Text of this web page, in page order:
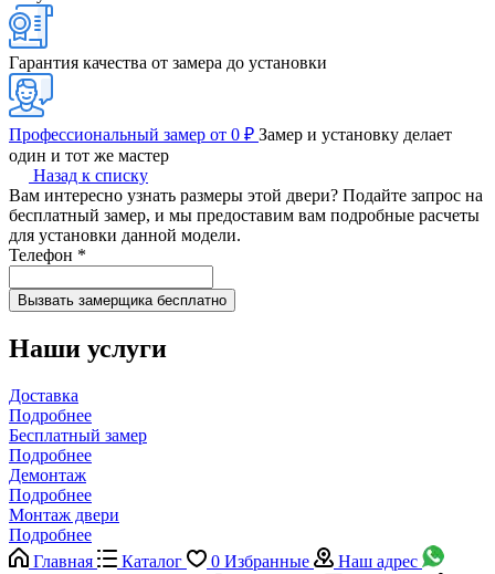
Гарантия качества от замера до установки
Профессиональный замер от 0 ₽ Замер и установку делает
один и тот же мастер
Назад к списку
Вам интересно узнать размеры этой двери? Подайте запрос на
бесплатный замер, и мы предоставим вам подробные расчеты
для установки данной модели.
Телефон *
Наши услуги
Доставка
Подробнее
Бесплатный замер
Подробнее
Демонтаж
Подробнее
Монтаж двери
Подробнее
Главная
Каталог 0 Избранные
Наш адрес